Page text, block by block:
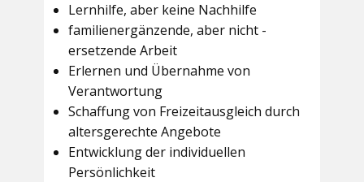
Lernhilfe, aber keine Nachhilfe
familienergänzende, aber nicht -
ersetzende Arbeit
Erlernen und Übernahme von
Verantwortung
Schaffung von Freizeitausgleich durch
altersgerechte Angebote
Entwicklung der individuellen
Persönlichkeit